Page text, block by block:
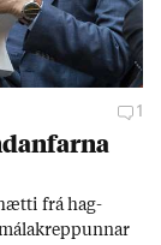
1
hætti frá hag­